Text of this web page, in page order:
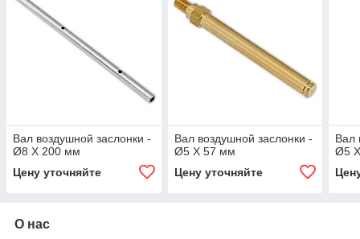
Вал воздушной заслонки -
Ø8 X 200 мм
Цену уточняйте
Вал воздушной заслонки -
Ø5 X 57 мм
Цену уточняйте
Вал
Ø5
О нас